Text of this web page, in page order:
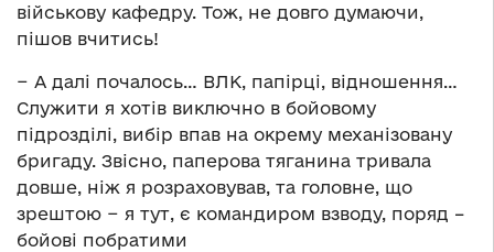
військову кафедру. Тож, не довго думаючи,
пішов вчитись!
− А далі почалось… ВЛК, папірці, відношення…
Служити я хотів виключно в бойовому
підрозділі, вибір впав на окрему механізовану
бригаду. Звісно, паперова тяганина тривала
довше, ніж я розраховував, та головне, що
зрештою − я тут, є командиром взводу, поряд –
бойові побратими